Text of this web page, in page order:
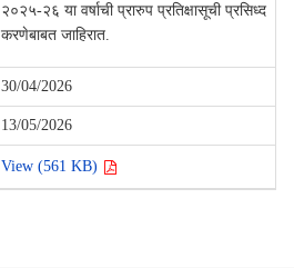
२०२५-२६ या वर्षाची प्रारुप प्रतिक्षासूची प्रसिध्द
करणेबाबत जाहिरात.
30/04/2026
13/05/2026
View (561 KB)